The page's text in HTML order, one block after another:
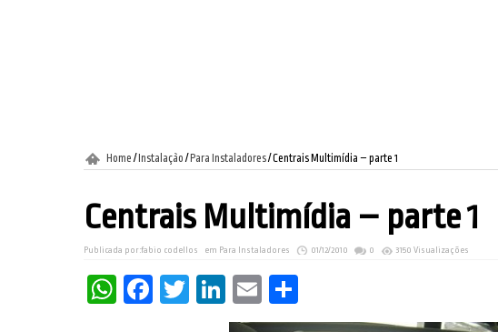
Home / Instalação / Para Instaladores/Centrais Multimídia – parte 1
Centrais Multimídia – parte 1
Publicada por:fabio codellos em Para Instaladores 01/12/2010 0 3150 Visualizações
WhatsApp
Facebook
Twitter
LinkedIn
Email